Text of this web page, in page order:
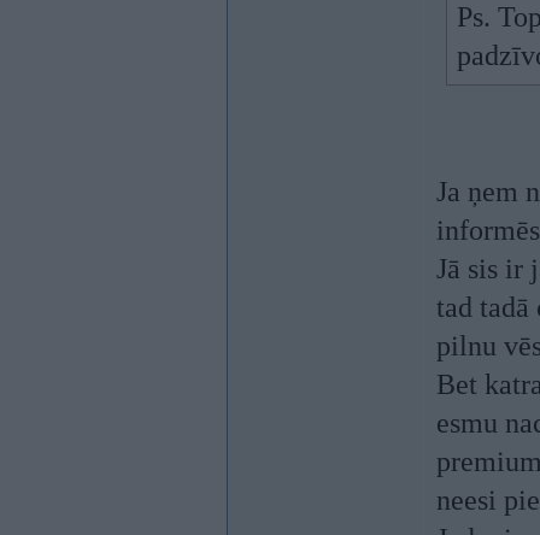
Ps.
Ja ņem
Jā sis ir
tad
pilnu
Bet
esmu
neesi